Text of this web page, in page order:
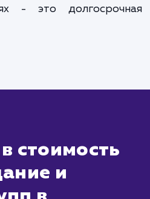
дизайн и
работа
группы в